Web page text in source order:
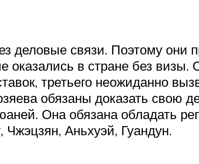
деловые связи. Поэтому они
оказались в стране без визы.
третьего неожиданно
обязаны доказать свою
Она обязана обладать
Аньхуэй, Гуандун.